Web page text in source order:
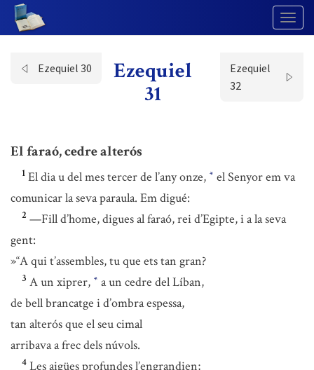
Ezequiel 30
Ezequiel
31
Ezequiel
32
El faraó, cedre alterós
1 El dia u del mes tercer de l’any onze, * el Senyor em va
comunicar la seva paraula. Em digué:
2 —Fill d’home, digues al faraó, rei d’Egipte, i a la seva
gent:
»“A qui t’assembles, tu que ets tan gran?
3 A un xiprer, * a un cedre del Líban,
de bell brancatge i d’ombra espessa,
tan alterós que el seu cimal
arribava a frec dels núvols.
4 Les aigües profundes l’engrandien;